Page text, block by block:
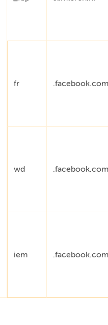
fr .facebook.com
wd .facebook.com
iem .facebook.com